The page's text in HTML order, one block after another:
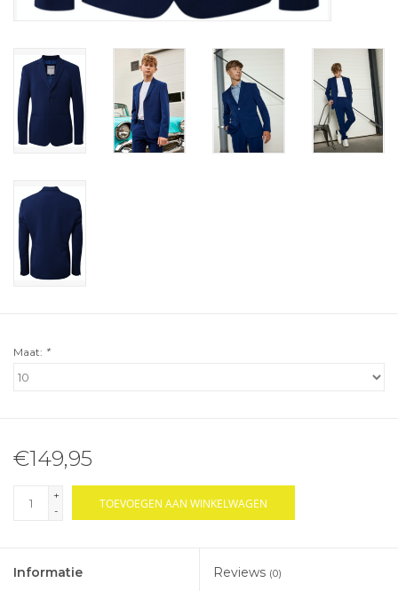
Maat: *
€149,95
+
-
TOEVOEGEN AAN WINKELWAGEN
Informatie Reviews (0)